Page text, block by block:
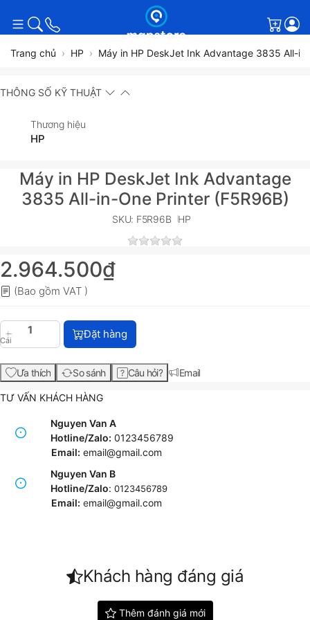
Giỏ
Trang chủ HP Máy in HP DeskJet Ink Advantage 3835 All-
THÔNG SỐ KỸ THUẬT
Thương hiệu
HP
Máy in HP DeskJet Ink Advantage
3835 All-in-One Printer (F5R96B)
SKU: F5R96B HP
2.964.500₫
(Bao gồm VAT )
Cái
Máy in HP DeskJet Ink Advantage 3835 All-in-
Đặt hàng
Ưa thích So sánh Câu hỏi? Email
TƯ VẤN KHÁCH HÀNG
Nguyen Van A
Hotline/Zalo: 0123456789
Email: email@gmail.com
Nguyen Van B
Hotline/Zalo: 0123456789
Email: email@gmail.com
Khách hàng đáng giá
Thêm đánh giá mới